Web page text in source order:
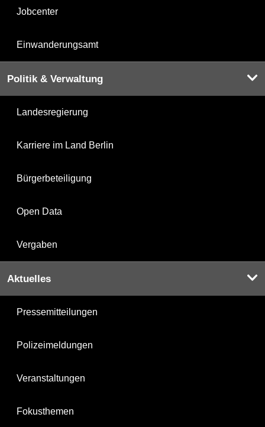
Jobcenter
Einwanderungsamt
Politik & Verwaltung
Landesregierung
Karriere im Land Berlin
Bürgerbeteiligung
Open Data
Vergaben
Aktuelles
Pressemitteilungen
Polizeimeldungen
Veranstaltungen
Fokusthemen